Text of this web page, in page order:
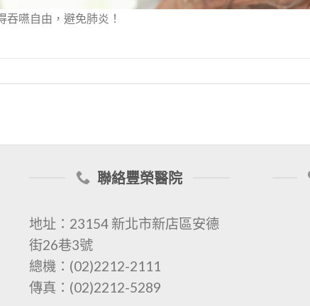
嚥自由，避免肺炎！
聯絡豐榮醫院
地址：23154 新北市新店區安德
街26巷3號
總機：(02)2212-2111
傳真：(02)2212-5289